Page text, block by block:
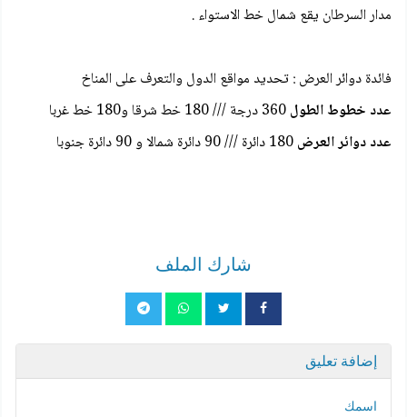
مدار السرطان يقع شمال خط الاستواء .
فائدة دوائر العرض : تحديد مواقع الدول والتعرف على المناخ
عدد خطوط الطول
عدد دوائر العرض
شارك الملف
إضافة تعليق
اسمك